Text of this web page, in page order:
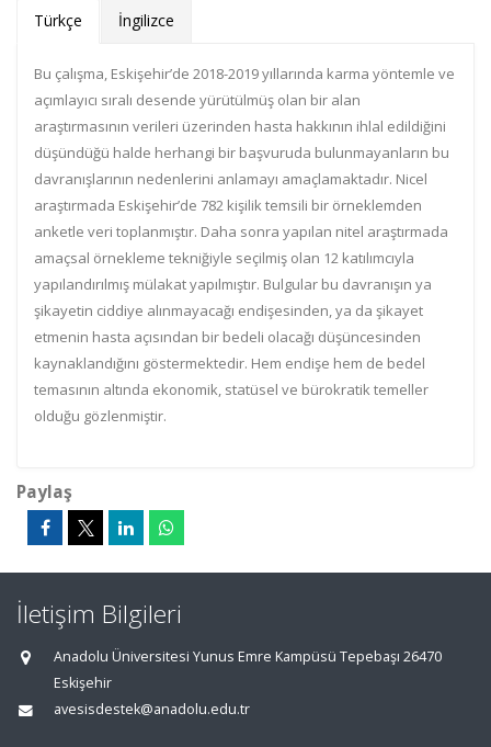
Türkçe İngilizce
Bu çalışma, Eskişehir’de 2018-2019 yıllarında karma yöntemle ve
açımlayıcı sıralı desende yürütülmüş olan bir alan
araştırmasının verileri üzerinden hasta hakkının ihlal edildiğini
düşündüğü halde herhangi bir başvuruda bulunmayanların bu
davranışlarının nedenlerini anlamayı amaçlamaktadır. Nicel
araştırmada Eskişehir’de 782 kişilik temsili bir örneklemden
anketle veri toplanmıştır. Daha sonra yapılan nitel araştırmada
amaçsal örnekleme tekniğiyle seçilmiş olan 12 katılımcıyla
yapılandırılmış mülakat yapılmıştır. Bulgular bu davranışın ya
şikayetin ciddiye alınmayacağı endişesinden, ya da şikayet
etmenin hasta açısından bir bedeli olacağı düşüncesinden
kaynaklandığını göstermektedir. Hem endişe hem de bedel
temasının altında ekonomik, statüsel ve bürokratik temeller
olduğu gözlenmiştir.
Paylaş
İletişim Bilgileri
Anadolu Üniversitesi Yunus Emre Kampüsü Tepebaşı 26470
Eskişehir
avesisdestek@anadolu.edu.tr